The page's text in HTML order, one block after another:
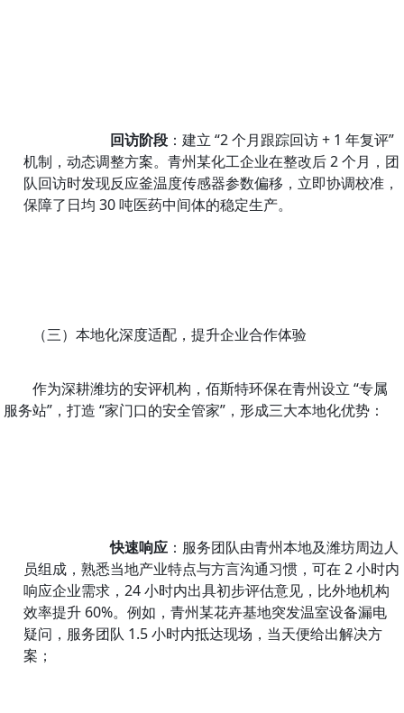
回访阶段 ：建立 “2 个月跟踪回访 + 1 年复评”
机制，动态调整方案。青州某化工企业在整改后 2 个月，团
队回访时发现反应釜温度传感器参数偏移，立即协调校准，
保障了日均 30 吨医药中间体的稳定生产。
（三）本地化深度适配，提升企业合作体验
作为深耕潍坊的安评机构，佰斯特环保在青州设立 “专属
服务站”，打造 “家门口的安全管家”，形成三大本地化优势：
快速响应 ：服务团队由青州本地及潍坊周边人
员组成，熟悉当地产业特点与方言沟通习惯，可在 2 小时内
响应企业需求，24 小时内出具初步评估意见，比外地机构
效率提升 60%。例如，青州某花卉基地突发温室设备漏电
疑问，服务团队 1.5 小时内抵达现场，当天便给出解决方
案；